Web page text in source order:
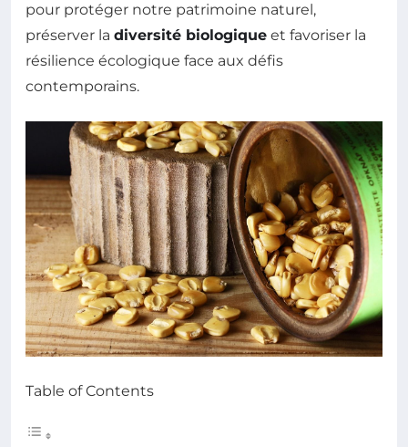
pour protéger notre patrimoine naturel,
préserver la diversité biologique et favoriser la
résilience écologique face aux défis
contemporains.
Table of Contents